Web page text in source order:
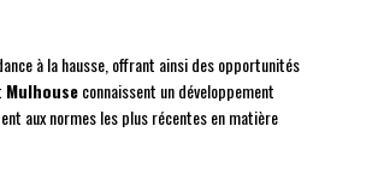
à la hausse, offrant ainsi des opportunités
Mulhouseconnaissent un développement
aux normes les plus récentes en matière